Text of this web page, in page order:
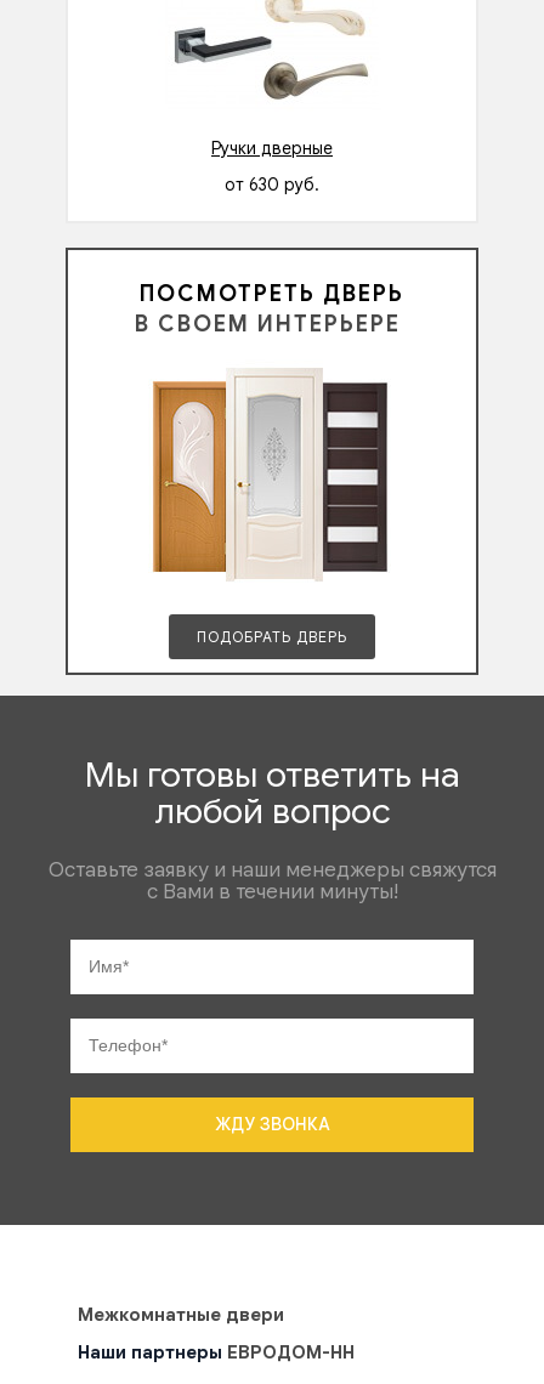
ПОСМОТРЕТЬ ДВЕРЬ
В СВОЕМ ИНТЕРЬЕРЕ
ПОДОБРАТЬ ДВЕРЬ
Ручки дверные
от 630 руб.
Мы готовы ответить на
любой вопрос
Оставьте заявку и наши менеджеры свяжутся
с Вами в течении минуты!
ЖДУ ЗВОНКА
Межкомнатные двери
Наши партнеры ЕВРОДОМ-НН